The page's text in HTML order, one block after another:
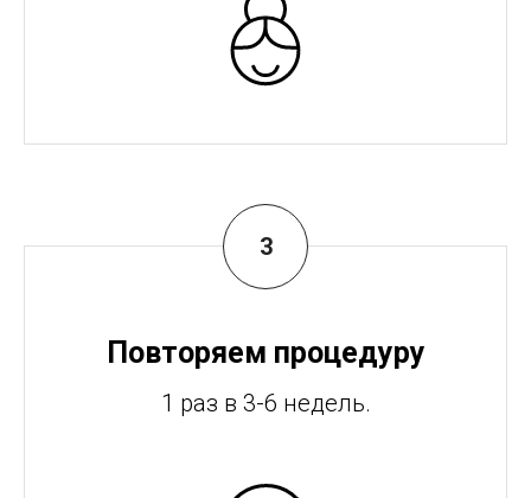
Повторяем процедуру
1 раз в 3-6 недель.